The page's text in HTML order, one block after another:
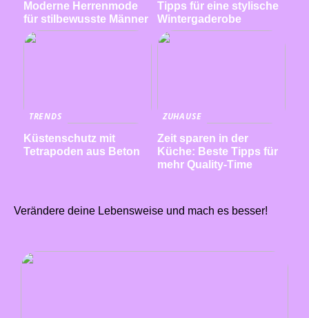
Moderne Herrenmode
für stilbewusste Männer
Tipps für eine stylische
Wintergaderobe
TRENDS
Küstenschutz mit
Tetrapoden aus Beton
ZUHAUSE
Zeit sparen in der
Küche: Beste Tipps für
mehr Quality-Time
Verändere deine Lebensweise und mach es besser!